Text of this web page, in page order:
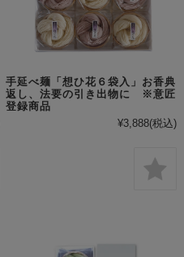
手延べ麺「想ひ花６袋入」お香典
返し、法要の引き出物に ※意匠
登録商品
¥3,888(税込)